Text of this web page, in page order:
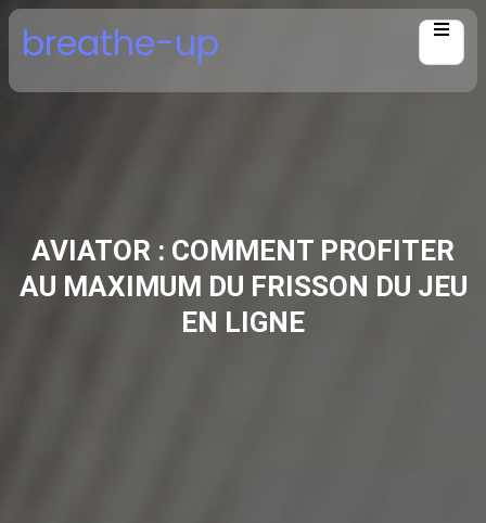
Skip
content
breathe-up
AVIATOR : COMMENT PROFITER
AU MAXIMUM DU FRISSON DU JEU
EN LIGNE